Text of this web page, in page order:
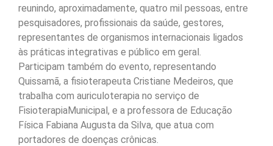
reunindo, aproximadamente, quatro mil pessoas, entre
pesquisadores, profissionais da saúde, gestores,
representantes de organismos internacionais ligados
às práticas integrativas e público em geral.
Participam também do evento, representando
Quissamã, a fisioterapeuta Cristiane Medeiros, que
trabalha com auriculoterapia no serviço de
FisioterapiaMunicipal, e a professora de Educação
Física Fabiana Augusta da Silva, que atua com
portadores de doenças crônicas.